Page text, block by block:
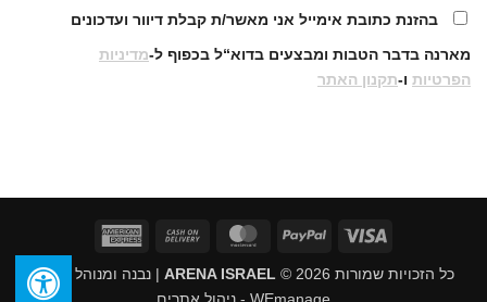
בהזנת כתובת אימייל אני מאשר/ת קבלת דיוור ועדכונים
מארנה בדבר הטבות ומבצעים בדוא“ל בכפוף ל-מדיניות
הפרטיות ו-תקנון האתר
Visa
PayPal
MasterCard
Cash
Delivery
Express
כל הזכויות שמורות 2026 ©
ARENA ISRAEL | נבנה ומנוהל על ידי
WEmanage - ניהול אתרים